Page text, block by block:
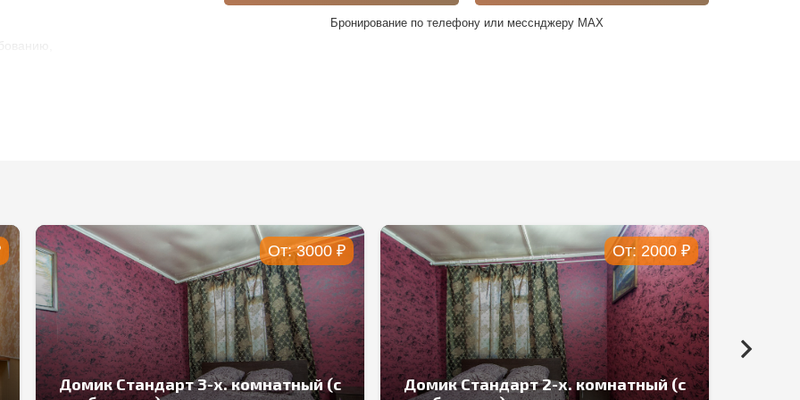
Бронирование по телефону или месснджеру MAX
От:2000₽
Домик Стандарт 2-х. комнатный (с
От:2000₽
Домик Эконом 3-х. комнатный